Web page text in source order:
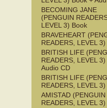
BECOMING JANE
(PENGUIN
LEVEL 3) Book
BRAVEHEART
READERS, LEVEL
BRITISH LIFE
READERS, LEVEL
Audio CD
BRITISH LIFE
READERS, LEVEL
AMISTAD (PENGUIN
READERS, LEVEL